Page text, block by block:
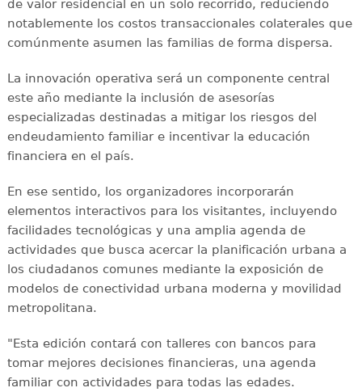
de valor residencial en un solo recorrido, reduciendo
notablemente los costos transaccionales colaterales que
comúnmente asumen las familias de forma dispersa.
La innovación operativa será un componente central
este año mediante la inclusión de asesorías
especializadas destinadas a mitigar los riesgos del
endeudamiento familiar e incentivar la educación
financiera en el país.
En ese sentido, los organizadores incorporarán
elementos interactivos para los visitantes, incluyendo
facilidades tecnológicas y una amplia agenda de
actividades que busca acercar la planificación urbana a
los ciudadanos comunes mediante la exposición de
modelos de conectividad urbana moderna y movilidad
metropolitana.
"Esta edición contará con talleres con bancos para
tomar mejores decisiones financieras, una agenda
familiar con actividades para todas las edades.